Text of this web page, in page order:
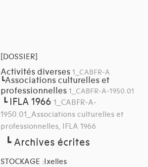
[DOSSIER]
Activités diverses 1_CABFR-A
┗Associations culturelles et
professionnelles 1_CABFR-A-1950.01
┗ IFLA 1966 1_CABFR-A-
1950.01_Associations culturelles et
professionnelles, IFLA 1966
┗Archives écrites
STOCKAGE :Ixelles